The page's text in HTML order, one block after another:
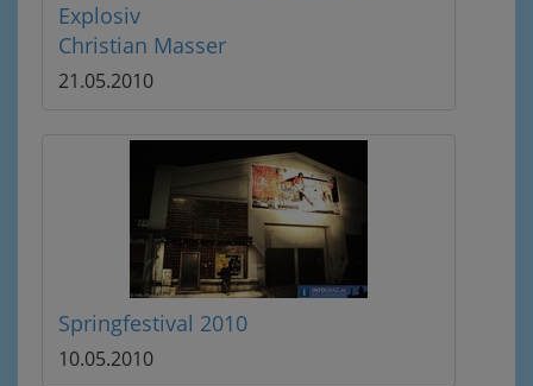
Explosiv
Christian Masser
21.05.2010
Springfestival 2010
10.05.2010